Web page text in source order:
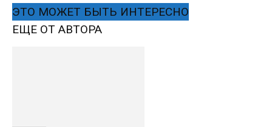
ЭТО МОЖЕТ БЫТЬ ИНТЕРЕСНО
ЕЩЕ ОТ АВТОРА